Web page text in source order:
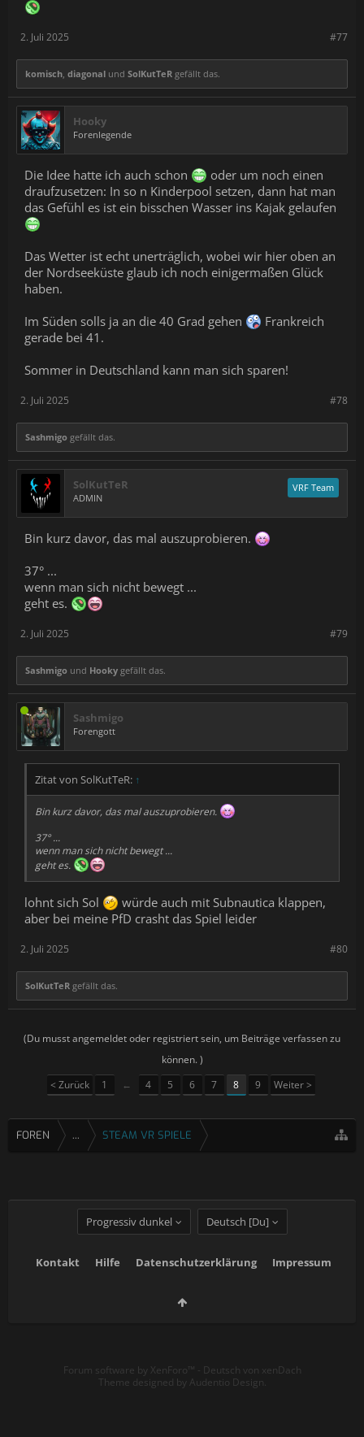
#77
2. Juli 2025
komisch, diagonal und SolKutTeR gefällt das.
Hooky
Forenlegende
Die Idee hatte ich auch schon
oder um noch einen
draufzusetzen: In so n Kinderpool setzen, dann hat man
das Gefühl es ist ein bisschen Wasser ins Kajak gelaufen
Das Wetter ist echt unerträglich, wobei wir hier oben an
der Nordseeküste glaub ich noch einigermaßen Glück
haben.
Im Süden solls ja an die 40 Grad gehen
Frankreich
gerade bei 41.
Sommer in Deutschland kann man sich sparen!
#78
2. Juli 2025
Sashmigo gefällt das.
SolKutTeR
ADMIN
VRF Team
Bin kurz davor, das mal auszuprobieren.
37° ...
wenn man sich nicht bewegt ...
geht es.
#79
2. Juli 2025
Sashmigo und Hooky gefällt das.
Sashmigo
Forengott
Zitat von SolKutTeR: ↑
Bin kurz davor, das mal auszuprobieren.
37° ...
wenn man sich nicht bewegt ...
geht es.
lohnt sich Sol
würde auch mit Subnautica klappen,
aber bei meine PfD crasht das Spiel leider
#80
2. Juli 2025
SolKutTeR gefällt das.
(Du musst angemeldet oder registriert sein, um Beiträge verfassen zu
können. )
< Zurück
1 ← 4 5 6 7 8 9 Weiter >
FOREN ... STEAM VR SPIELE
Progressiv dunkel Deutsch [Du]
Kontakt Hilfe Datenschutzerklärung Impressum
Forum software by XenForo™ - Deutsch von xenDach
Theme designed by Audentio Design.